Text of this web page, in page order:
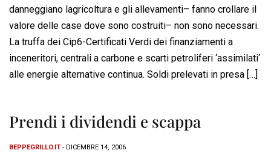
danneggiano lagricoltura e gli allevamenti– fanno crollare il
valore delle case dove sono costruiti– non sono necessari.
La truffa dei Cip6-Certificati Verdi dei finanziamenti a
inceneritori, centrali a carbone e scarti petroliferi ‘assimilati‘
alle energie alternative continua. Soldi prelevati in presa […]
Prendi i dividendi e scappa
BEPPEGRILLO.IT - DICEMBRE 14, 2006